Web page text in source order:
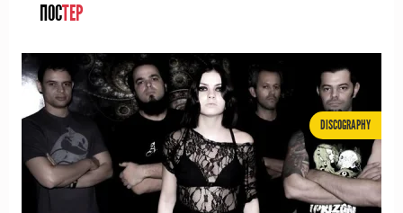
ПОСТЕР
DISCOGRAPHY